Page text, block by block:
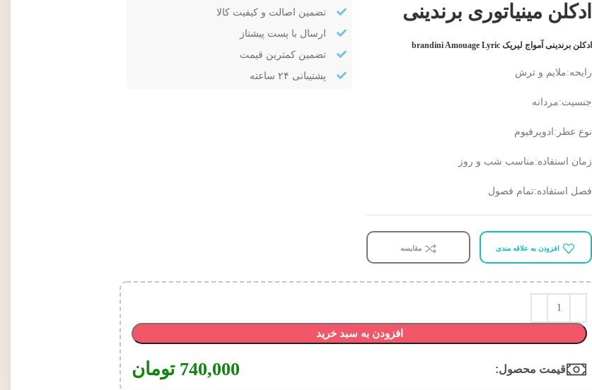
ادکلن مینیاتوری برندینی
ادکلن برندینی آمواج لیریک brandini Amouage Lyric
رایحه:ملایم و ترش
جنسیت:مردانه
نوع عطر:ادوپرفیوم
زمان استفاده:مناسب شب و روز
فصل استفاده:تمام فصول
افزودن به علاقه مندی مقایسه
تضمین اصالت و کیفیت کالا
ارسال با پست پیشتاز
تضمین کمترین قیمت
پشتیبانی ۲۴ ساعته
افزودن به سبد خرید
قیمت محصول:​ 740,000 تومان